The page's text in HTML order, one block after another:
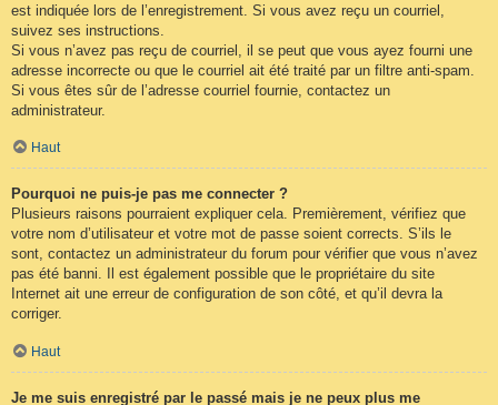
est indiquée lors de l’enregistrement. Si vous avez reçu un courriel,
suivez ses instructions.
Si vous n’avez pas reçu de courriel, il se peut que vous ayez fourni une
adresse incorrecte ou que le courriel ait été traité par un filtre anti-spam.
Si vous êtes sûr de l’adresse courriel fournie, contactez un
administrateur.
Haut
Pourquoi ne puis-je pas me connecter ?
Plusieurs raisons pourraient expliquer cela. Premièrement, vérifiez que
votre nom d’utilisateur et votre mot de passe soient corrects. S’ils le
sont, contactez un administrateur du forum pour vérifier que vous n’avez
pas été banni. Il est également possible que le propriétaire du site
Internet ait une erreur de configuration de son côté, et qu’il devra la
corriger.
Haut
Je me suis enregistré par le passé mais je ne peux plus me